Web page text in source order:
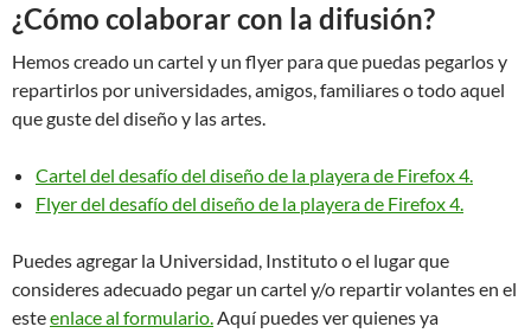
¿Cómo colaborar con la difusión?
Hemos creado un cartel y un flyer para que puedas pegarlos y
repartirlos por universidades, amigos, familiares o todo aquel
que guste del diseño y las artes.
Cartel del desafío del diseño de la playera de Firefox 4.
Flyer del desafío del diseño de la playera de Firefox 4.
Puedes agregar la Universidad, Instituto o el lugar que
consideres adecuado pegar un cartel y/o repartir volantes en el
esteenlace al formulario.Aquí puedes ver quienes ya